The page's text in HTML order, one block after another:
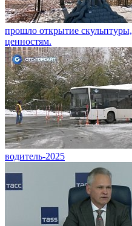
прошло открытие
ценностям.
водитель-2025